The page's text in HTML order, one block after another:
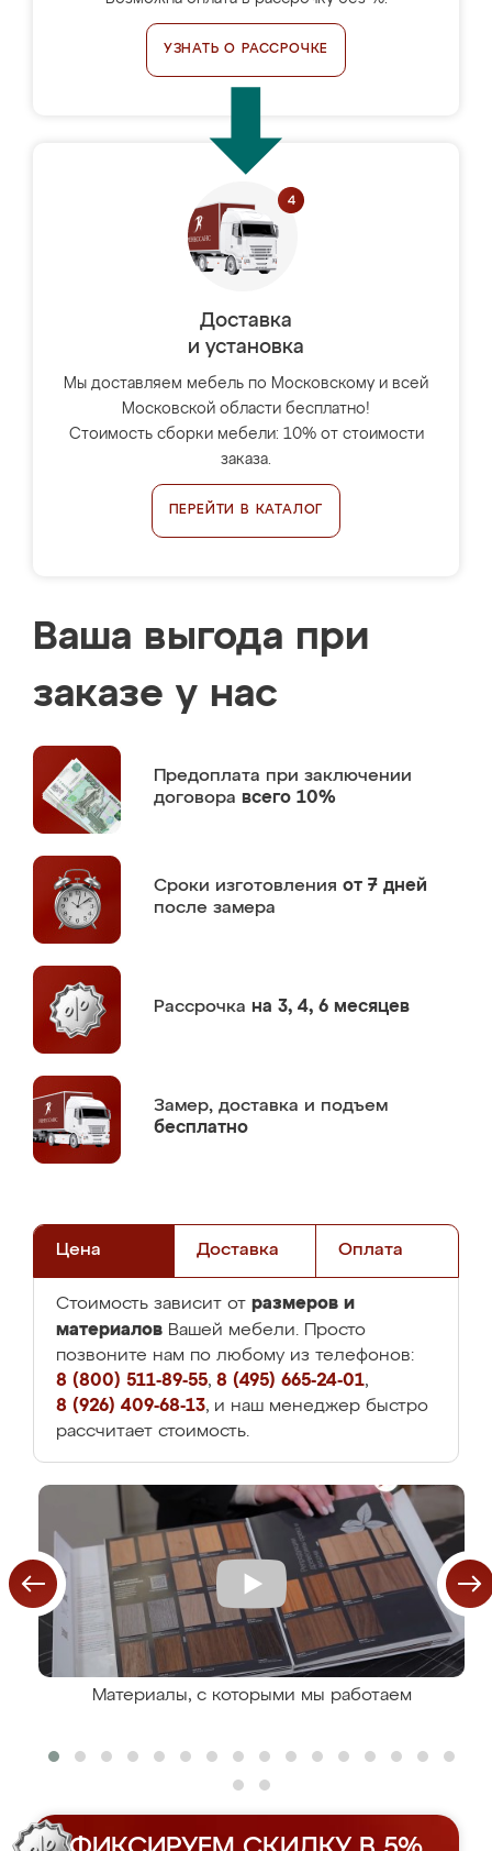
УЗНАТЬ О РАССРОЧКЕ
Доставка
и установка
Мы доставляем мебель по Московскому и всей
Московской области бесплатно!
Стоимость сборки мебели: 10% от стоимости
заказа.
ПЕРЕЙТИ В КАТАЛОГ
Ваша выгода при
заказе у нас
Предоплата при заключении
договора всего 10%
Сроки изготовления от 7 дней
после замера
Рассрочка на 3, 4, 6 месяцев
Замер, доставка и подъем
бесплатно
Цена Доставка Оплата
Стоимость зависит от размеров и
материалов Вашей мебели. Просто
позвоните нам по любому из телефонов:
8 (800) 511-89-55, 8 (495) 665-24-01,
8 (926) 409-68-13, и наш менеджер быстро
рассчитает стоимость.
Материалы, с которыми мы работаем